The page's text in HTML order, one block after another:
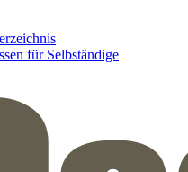
für Selbständige